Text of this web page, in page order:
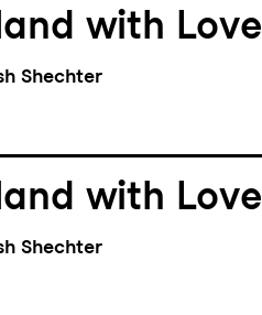
with Love
Shechter
with Love
Shechter